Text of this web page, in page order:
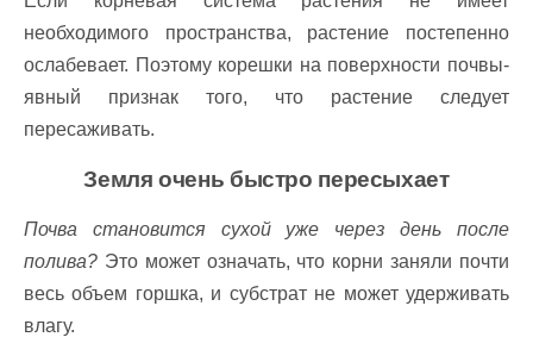
необходимого пространства, растение постепенно
ослабевает. Поэтому корешки на поверхности почвы-
явный признак того, что растение следует
пересаживать.
Земля очень быстро пересыхает
Почва становится сухой уже через день после
полива? Это может означать, что корни заняли почти
весь объем горшка, и субстрат не может удерживать
влагу.